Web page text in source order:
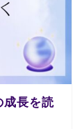
成長を読